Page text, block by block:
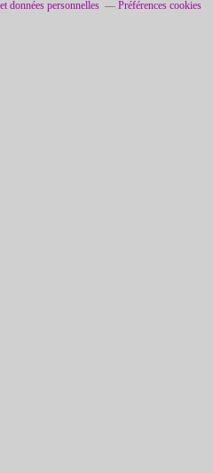
données personnelles Préférences cookies